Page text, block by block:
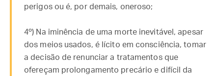
perigos ou é, por demais, oneroso;
4º) Na iminência de uma morte inevitável, apesar
dos meios usados, é lícito em consciência, tomar
a decisão de renunciar a tratamentos que
ofereçam prolongamento precário e difícil da